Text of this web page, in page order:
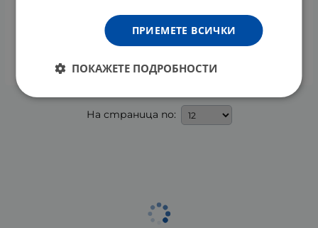
мл
22.65 € 44.30 лв.
КУПИ
На страница по:
ПРИЕМЕТЕ ВСИЧКИ
ПОКАЖЕТЕ ПОДРОБНОСТИ